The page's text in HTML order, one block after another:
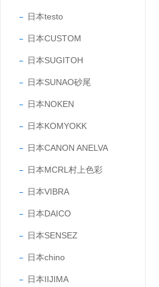
日本testo
日本CUSTOM
日本SUGITOH
日本SUNAO砂尾
日本NOKEN
日本KOMYOKK
日本CANON ANELVA
日本MCRL村上色彩
日本VIBRA
日本DAICO
日本SENSEZ
日本chino
日本IIJIMA